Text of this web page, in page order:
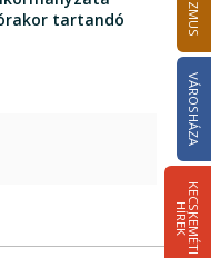
VÁROSHÁZA
K
E
C
S
K
E
M
É
T
I
HÍ
R
E
K
tartandó